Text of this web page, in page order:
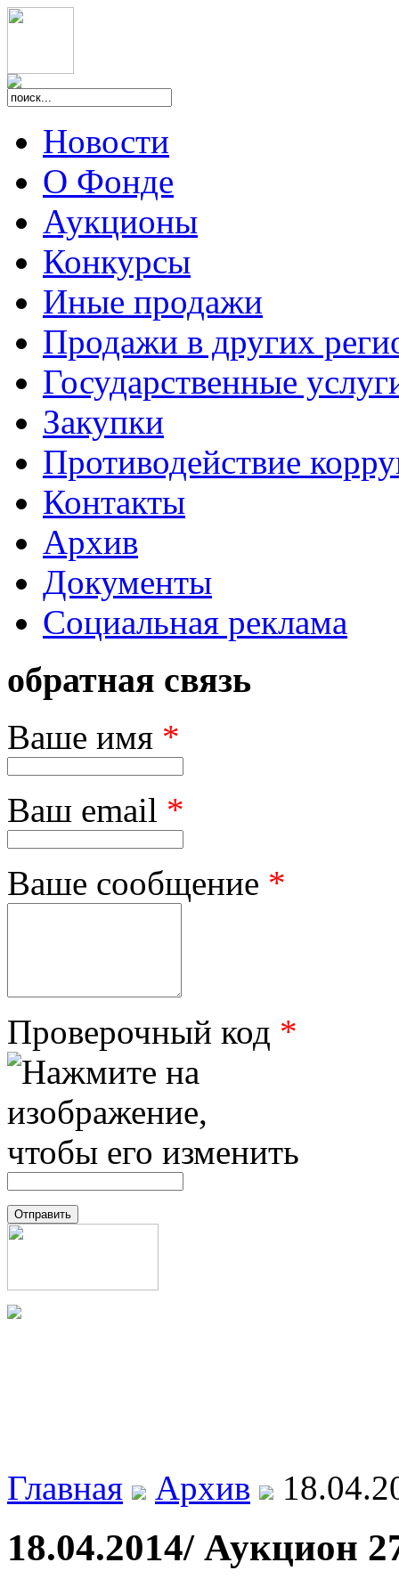
Новости
О Фонде
Аукционы
Конкурсы
Иные продажи
Продажи в других
Государственные
Закупки
Противодействие
Контакты
Архив
Документы
Социальная реклама
обратная связь
Ваше имя *
Ваш email *
Ваше сообщение *
Проверочный код *
Главная Архив
18.04.2014/ Аукцион